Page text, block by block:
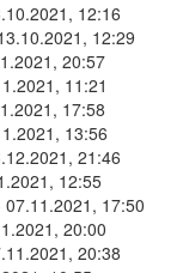
12:16
12:29
20:57
11:21
17:58
13:56
21:46
12:55
07.11.2021, 17:50
20:00
20:38